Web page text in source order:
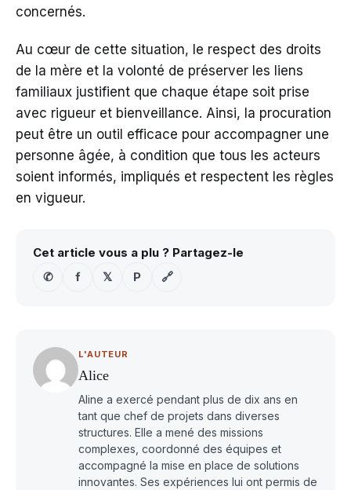
concernés.
Au cœur de cette situation, le respect des droits
de la mère et la volonté de préserver les liens
familiaux justifient que chaque étape soit prise
avec rigueur et bienveillance. Ainsi, la procuration
peut être un outil efficace pour accompagner une
personne âgée, à condition que tous les acteurs
soient informés, impliqués et respectent les règles
en vigueur.
Cet article vous a plu ? Partagez-le
✆
f 𝕏 P 🔗
L'AUTEUR
Alice
Aline a exercé pendant plus de dix ans en
tant que chef de projets dans diverses
structures. Elle a mené des missions
complexes, coordonné des équipes et
accompagné la mise en place de solutions
innovantes. Ses expériences lui ont permis de